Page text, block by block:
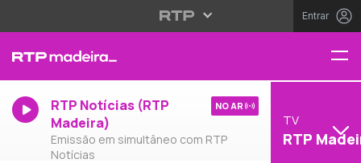
Entrar
RTP Notícias (RTP
Madeira)
Emissão em simultâneo com RTP
Notícias
NO AR
TV
RTP